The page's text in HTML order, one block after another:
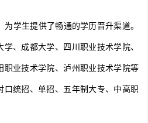
学生提供了畅通的学历晋升渠道。
、成都大学、四川职业技术学院、
职业技术学院、泸州职业技术学院等
口统招、单招、五年制大专、中高职